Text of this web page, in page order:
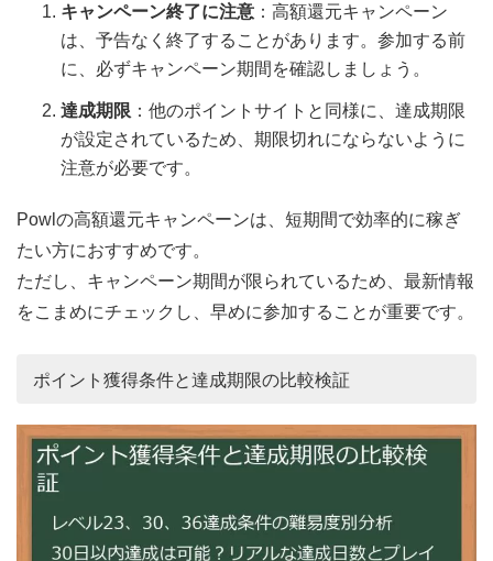
キャンペーン終了に注意 ：高額還元キャンペーン
は、予告なく終了することがあります。参加する前
に、必ずキャンペーン期間を確認しましょう。
達成期限 ：他のポイントサイトと同様に、達成期限
が設定されているため、期限切れにならないように
注意が必要です。
Powlの高額還元キャンペーンは、短期間で効率的に稼ぎ
たい方におすすめです。
ただし、キャンペーン期間が限られているため、最新情報
をこまめにチェックし、早めに参加することが重要です。
ポイント獲得条件と達成期限の比較検証